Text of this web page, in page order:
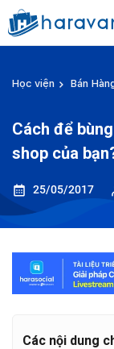
Học viện Bán
Cách để
shop của
25/05/2017
Các nội dung